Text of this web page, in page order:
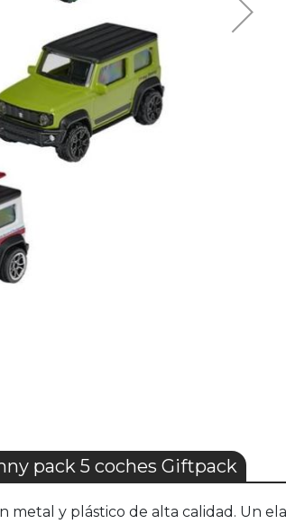
pack 5 coches Giftpack
metal y plástico de alta calidad. Un